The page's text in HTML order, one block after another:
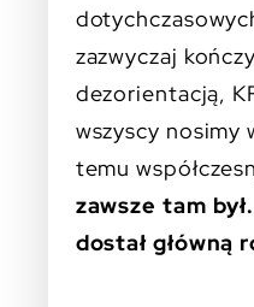
zazwyczaj
dezorientacją,
wszyscy nosimy
temu
zawsze tam
dostał główną